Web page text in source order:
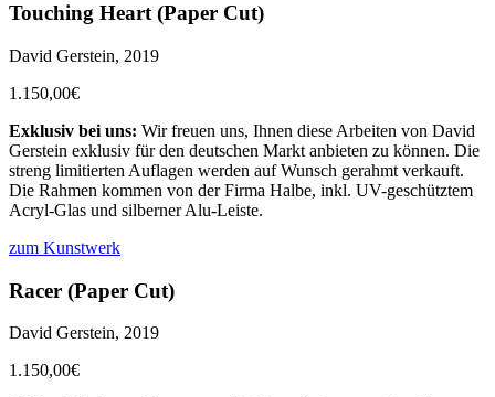
Touching Heart (Paper Cut)
David Gerstein, 2019
1.150,00€
Exklusiv bei uns: Wir freuen uns, Ihnen diese Arbeiten von David
Gerstein exklusiv für den deutschen Markt anbieten zu können. Die
streng limitierten Auflagen werden auf Wunsch gerahmt verkauft.
Die Rahmen kommen von der Firma Halbe, inkl. UV-geschütztem
Acryl-Glas und silberner Alu-Leiste.
zum Kunstwerk
Racer (Paper Cut)
David Gerstein, 2019
1.150,00€